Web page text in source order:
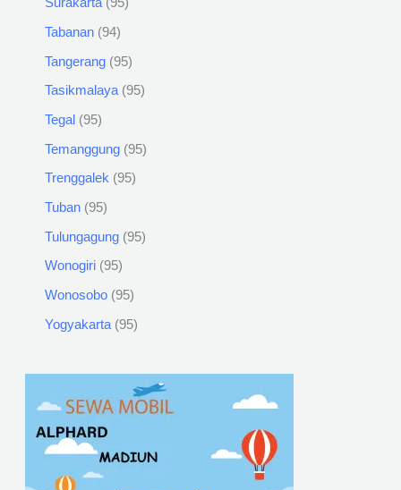
Surakarta 95
Tabanan 94
Tangerang 95
Tasikmalaya 95
Tegal 95
Temanggung 95
Trenggalek 95
Tuban 95
Tulungagung 95
Wonogiri 95
Wonosobo 95
Yogyakarta 95